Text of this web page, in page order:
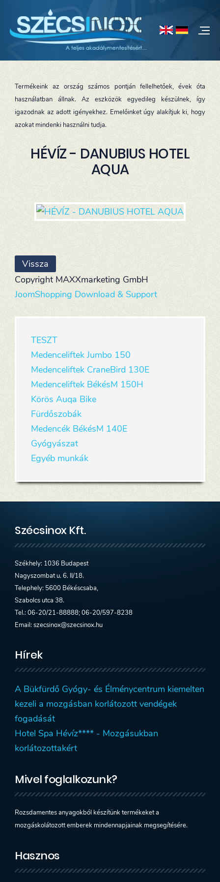
Termékeink az ország számos pontján fellelhetőek, évek óta
használatban állnak. Az eszközök egyedileg készülnek, így
igazodnak az adott igényekhez. Emelőinket úgy alakítjuk ki, hogy
azokat mindenki használni tudja.
HÉVÍZ - DANUBIUS HOTEL
AQUA
Copyright MAXXmarketing GmbH
JoomShopping Download & Support
TESZT
Medenceliftek Jumbo 150
Medenceliftek CraneBird 130E
Medenceliftek BékésM 150H
Körös Auqa Bike
Fürdőszobák
Medencék BékésM 140E
Gyógyászat
Egyéb munkák
Szécsinox Kft.
Székhely: 1036 Budapest
Nagyszombat u. 6. II/18.
Telephely: 5600 Békéscsaba,
Szabolcs utca 38.
Tel.: 06-20/21-88888; 06-20/597-8238
Email: szecsinox@szecsinox.hu
Hírek
A Bükfürdő Gyógy- és Élménycentrum kiemelten
kezeli a mozgásban korlátozott vendégek
fogadását
Hotel Spa Hévíz**** - Mozgásukban
korlátozottakért
Mivel foglalkozunk?
Rozsdamentes anyagokból készítünk termékeket a
mozgáskolátozott emberek mindennapjainak megsegítésére.
Hasznos